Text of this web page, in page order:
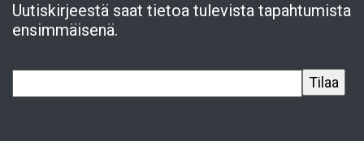
Uutiskirjeestä saat tietoa tulevista tapahtumista
ensimmäisenä.